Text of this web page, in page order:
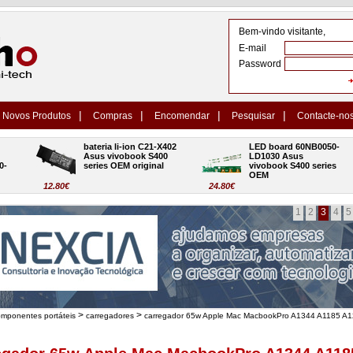
Bem-vindo visitante,
E-mail
Password
Novos Produtos | Compras | Encomendar | Pesquisar | Contacte-
12.80€
bateria li-ion C21-X402
Asus vivobook S400
series OEM original
24.80€
LED board 60NB0050-
LD1030 Asus
vivobook S400 series
OEM
1 2 3 4 5
portáteis > carregadores > carregador 65w Apple Mac MacbookPro A1344 A1185